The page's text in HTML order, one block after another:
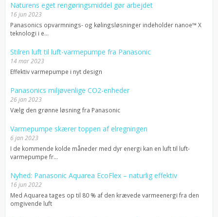
Naturens eget rengøringsmiddel gør arbejdet
16 jun 2023
Panasonics opvarmnings- og kølingsløsninger indeholder nanoe™ X
teknologi i e...
Stilren luft til luft-varmepumpe fra Panasonic
14 mar 2023
Effektiv varmepumpe i nyt design
Panasonics miljøvenlige CO2-enheder
26 jan 2023
Vælg den grønne løsning fra Panasonic
Varmepumpe skærer toppen af elregningen
6 jan 2023
I de kommende kolde måneder med dyr energi kan en luft til luft-
varmepumpe fr...
Nyhed: Panasonic Aquarea EcoFlex – naturlig effektiv
16 jun 2022
Med Aquarea tages op til 80 % af den krævede varmeenergi fra den
omgivende luft